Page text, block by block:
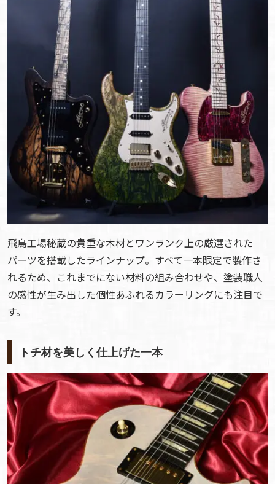
飛鳥工場秘蔵の貴重な木材とワンランク上の厳選された
パーツを搭載したラインナップ。すべて一本限定で製作さ
れるため、これまでにない材料の組み合わせや、塗装職人
の感性が生み出した個性あふれるカラーリングにも注目で
す。
トチ材を美しく仕上げた一本